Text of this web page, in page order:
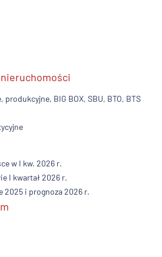
produkcyjne, BIG BOX, SBU, BTO, BTS
w I kw. 2026 r.
I kwartał 2026 r.
2025 i prognoza 2026 r.